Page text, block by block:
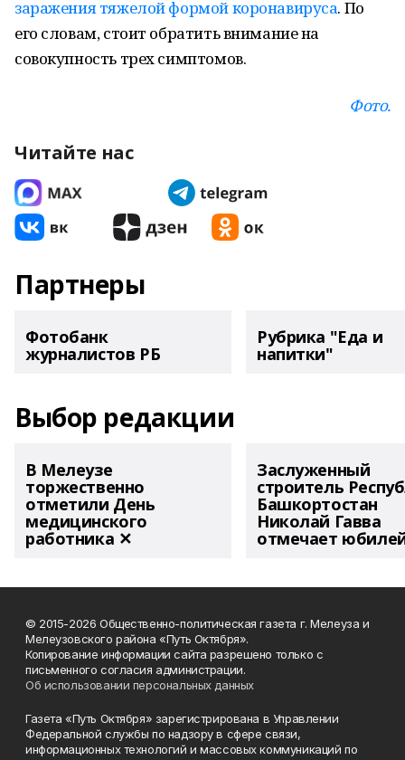
заражения тяжелой формой коронавируса. По
его словам, стоит обратить внимание на
совокупность трех симптомов.
Фото.
Читайте нас
Партнеры
Фотобанк
журналистов РБ
Рубрика "Еда и
напитки"
Выбор редакции
В Мелеузе
торжественно
отметили День
медицинского
работника ✕
Заслуженный
строитель
Башкортостан
Николай Гавва
отмечает
© 2015-2026 Общественно-политическая газета г. Мелеуза и
Мелеузовского района «Путь Октября».
Копирование информации сайта разрешено только с
письменного согласия администрации.
Об использовании персональных данных
Газета «Путь Октября» зарегистрирована в Управлении
Федеральной службы по надзору в сфере связи,
информационных технологий и массовых коммуникаций по